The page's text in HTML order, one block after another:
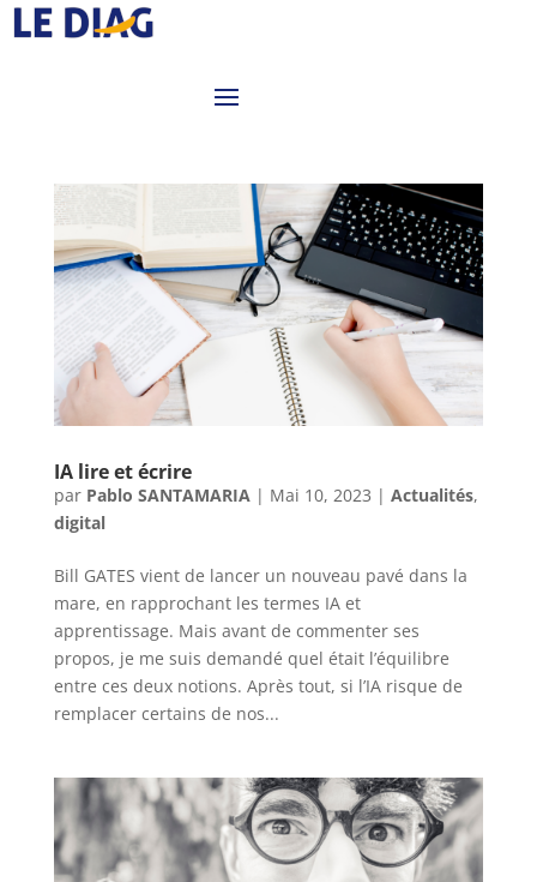
IA lire et écrire
par Pablo SANTAMARIA | Mai 10, 2023 | Actualités,
digital
Bill GATES vient de lancer un nouveau pavé dans la
mare, en rapprochant les termes IA et
apprentissage. Mais avant de commenter ses
propos, je me suis demandé quel était l’équilibre
entre ces deux notions. Après tout, si l’IA risque de
remplacer certains de nos...